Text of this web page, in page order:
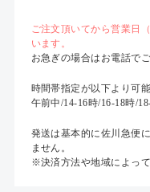
ご注文頂いてから営業日
います。
お急ぎの場合はお電話で
時間帯指定が以下より可能
午前中/14-16時/16-18時/
発送は基本的に佐川急便
ません。
※決済方法や地域によっ